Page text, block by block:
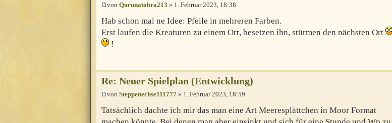
von Qurunatobra213 » 1. Februar 2023, 18:38
Hab schon mal ne Idee: Pfeile in mehreren Farben.
Erst laufen die Kreaturen zu einem Ort, besetzen ihn, stürmen den nächsten Ort
!
Re: Neuer Spielplan (Entwicklung)
von Steppenechse111777 » 1. Februar 2023, 18:59
Tatsächlich dachte ich mir das man eine Art Meeresplättchen in Moor Format